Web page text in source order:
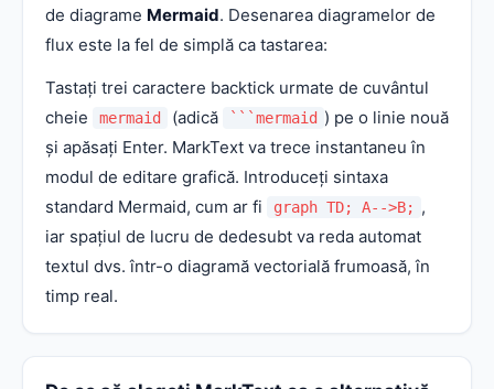
de diagrame Mermaid. Desenarea diagramelor de
flux este la fel de simplă ca tastarea:
Tastați trei caractere backtick urmate de cuvântul
cheie
mermaid (adică ```mermaid ) pe o linie nouă
și apăsați Enter. MarkText va trece instantaneu în
modul de editare grafică. Introduceți sintaxa
standard Mermaid, cum ar fi
graph TD; A-->B; ,
iar spațiul de lucru de dedesubt va reda automat
textul dvs. într-o diagramă vectorială frumoasă, în
timp real.